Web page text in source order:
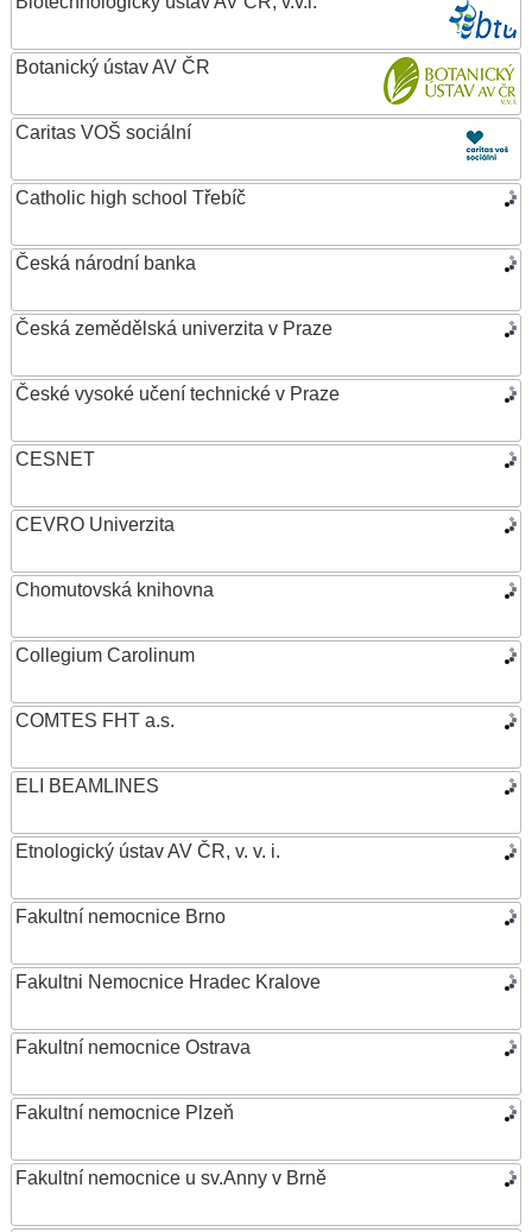
Botanický ústav AV ČR
Caritas VOŠ sociální
Catholic high school Třebíč
Česká národní banka
Česká zemědělská univerzita v Praze
České vysoké učení technické v Praze
CESNET
CEVRO Univerzita
Chomutovská knihovna
Collegium Carolinum
COMTES FHT a.s.
ELI BEAMLINES
Etnologický ústav AV ČR, v. v. i.
Fakultní nemocnice Brno
Fakultni Nemocnice Hradec Kralove
Fakultní nemocnice Ostrava
Fakultní nemocnice Plzeň
Fakultní nemocnice u sv.Anny v Brně